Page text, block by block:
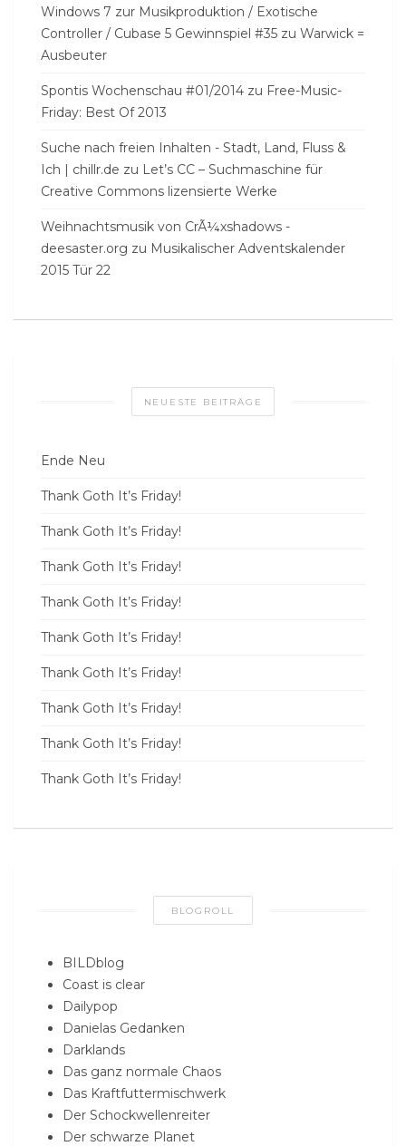
Windows 7 zur Musikproduktion / Exotische
Controller / Cubase 5 Gewinnspiel #35 zu Warwick =
Ausbeuter
Spontis Wochenschau #01/2014 zu Free-Music-
Friday: Best Of 2013
Suche nach freien Inhalten - Stadt, Land, Fluss &
Ich | chillr.de zu Let’s CC – Suchmaschine für
Creative Commons lizensierte Werke
Weihnachtsmusik von CrÃ¼xshadows -
deesaster.org zu Musikalischer Adventskalender
2015 Tür 22
NEUESTE BEITRÄGE
Ende Neu
Thank Goth It’s Friday!
Thank Goth It’s Friday!
Thank Goth It’s Friday!
Thank Goth It’s Friday!
Thank Goth It’s Friday!
Thank Goth It’s Friday!
Thank Goth It’s Friday!
Thank Goth It’s Friday!
Thank Goth It’s Friday!
BLOGROLL
BILDblog
Coast is clear
Dailypop
Danielas Gedanken
Darklands
Das ganz normale Chaos
Das Kraftfuttermischwerk
Der Schockwellenreiter
Der schwarze Planet